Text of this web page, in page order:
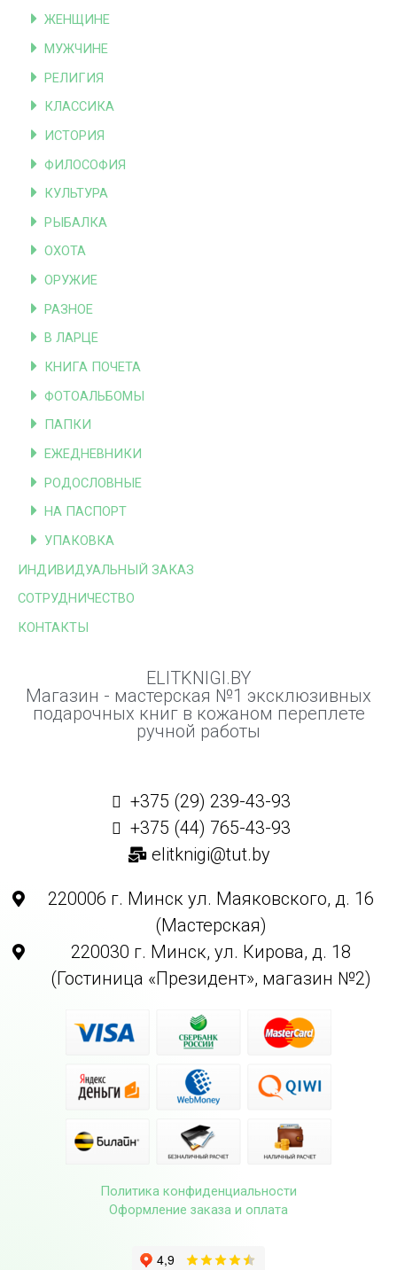
ЖЕНЩИНЕ
МУЖЧИНЕ
РЕЛИГИЯ
КЛАССИКА
ИСТОРИЯ
ФИЛОСОФИЯ
КУЛЬТУРА
РЫБАЛКА
ОХОТА
ОРУЖИЕ
РАЗНОЕ
В ЛАРЦЕ
КНИГА ПОЧЕТА
ФОТОАЛЬБОМЫ
ПАПКИ
ЕЖЕДНЕВНИКИ
РОДОСЛОВНЫЕ
НА ПАСПОРТ
УПАКОВКА
ИНДИВИДУАЛЬНЫЙ ЗАКАЗ
СОТРУДНИЧЕСТВО
КОНТАКТЫ
ELITKNIGI.BY
Магазин - мастерская №1 эксклюзивных
подарочных книг в кожаном переплете
ручной работы
+375 (29) 239-43-93
+375 (44) 765-43-93
elitknigi@tut.by
220006 г. Минск ул. Маяковского, д. 16
(Мастерская)
220030 г. Минск, ул. Кирова, д. 18
(Гостиница «Президент», магазин №2)
Политика конфиденциальности
Оформление заказа и оплата